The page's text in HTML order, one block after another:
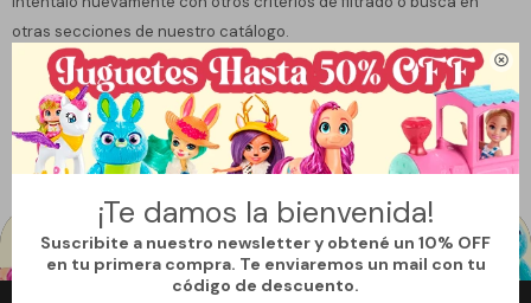

¡Te damos la bienvenida!
Suscribite a nuestro newsletter y obtené un 10% OFF
en tu primera compra. Te enviaremos un mail con tu
código de descuento.
otras secciones de nuestro catálogo.
Filtrando por: Instrumentos musicales ¿Que Regalo!
Quitar filtros